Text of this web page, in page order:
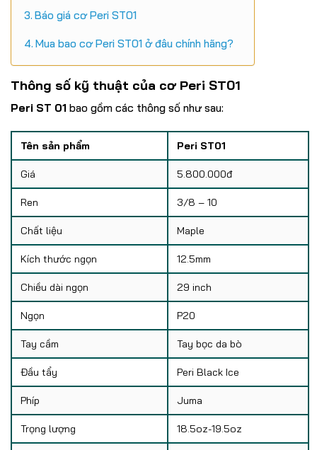
Báo giá cơ Peri ST01
Mua bao cơ Peri ST01 ở đâu chính hãng?
Thông số kỹ thuật của cơ Peri ST01
Peri ST 01 bao gồm các thông số như sau:
Tên sản phẩm Peri ST01
Giá 5.800.000đ
Ren 3/8 – 10
Chất liệu Maple
Kích thước ngọn 12.5mm
Chiều dài ngọn 29 inch
Ngọn P20
Tay cầm Tay bọc da bò
Đầu tẩy Peri Black Ice
Phíp Juma
Trọng lượng 18.5oz-19.5oz